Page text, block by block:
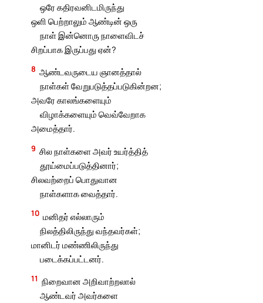
ஒரே கதிரவனிடமிருந்து
ஒளி பெற்றாலும் ஆண்டின் ஒரு
நாள் இன்னொரு நாளைவிடச்
சிறப்பாக இருப்பது ஏன்?
8 ஆண்டவருடைய ஞானத்தால்
நாள்கள் வேறுபடுத்தப்படுகின்றன;
அவரே காலங்களையும்
விழாக்களையும் வெவ்வேறாக
அமைத்தார்.
9 சில நாள்களை அவர் உயர்த்தித்
தூய்மைப்படுத்தினார்;
சிலவற்றைப் பொதுவான
நாள்களாக வைத்தார்.
10 மனிதர் எல்லாரும்
நிலத்திலிருந்து வந்தவர்கள்;
மானிடர் மண்ணிலிருந்து
படைக்கப்பட்டனர்.
11 நிறைவான அறிவாற்றலால்
ஆண்டவர் அவர்களை